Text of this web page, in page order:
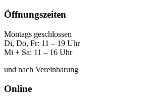
Öffnungszeiten
Montags geschlossen
Di, Do, Fr: 11 – 19 Uhr
Mi + Sa: 11 – 16 Uhr
und nach Vereinbarung
Online